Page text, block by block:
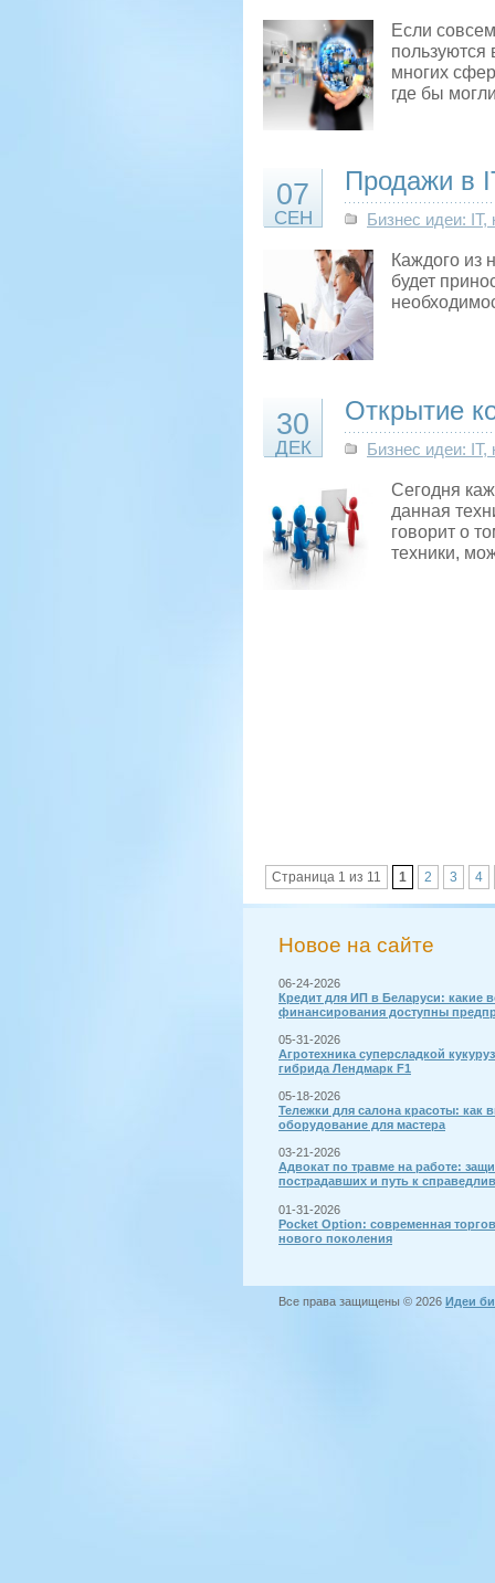
Если
пользуются
многих
где бы
07
СЕН
Продажи в
Бизнес идеи:
Каждого из
будет
30
ДЕК
Открытие
Бизнес идеи:
Сегодня
данная
говорит о
техники,
Страница 1 из 11 1 2 3 4
Новое на сайте
06-24-2026
Кредит для ИП в Беларуси: какие
финансирования доступны
05-31-2026
Агротехника суперсладкой
гибрида Лендмарк F1
05-18-2026
Тележки для салона красоты: как
оборудование для мастера
03-21-2026
Адвокат по травме на работе:
пострадавших и путь к
01-31-2026
Pocket Option: современная
нового поколения
Все права защищены © 2026 Идеи